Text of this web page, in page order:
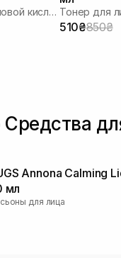
Тонер для лица с транексамовой кислотой
510₴850₴
Annona Calming
мл
для лица